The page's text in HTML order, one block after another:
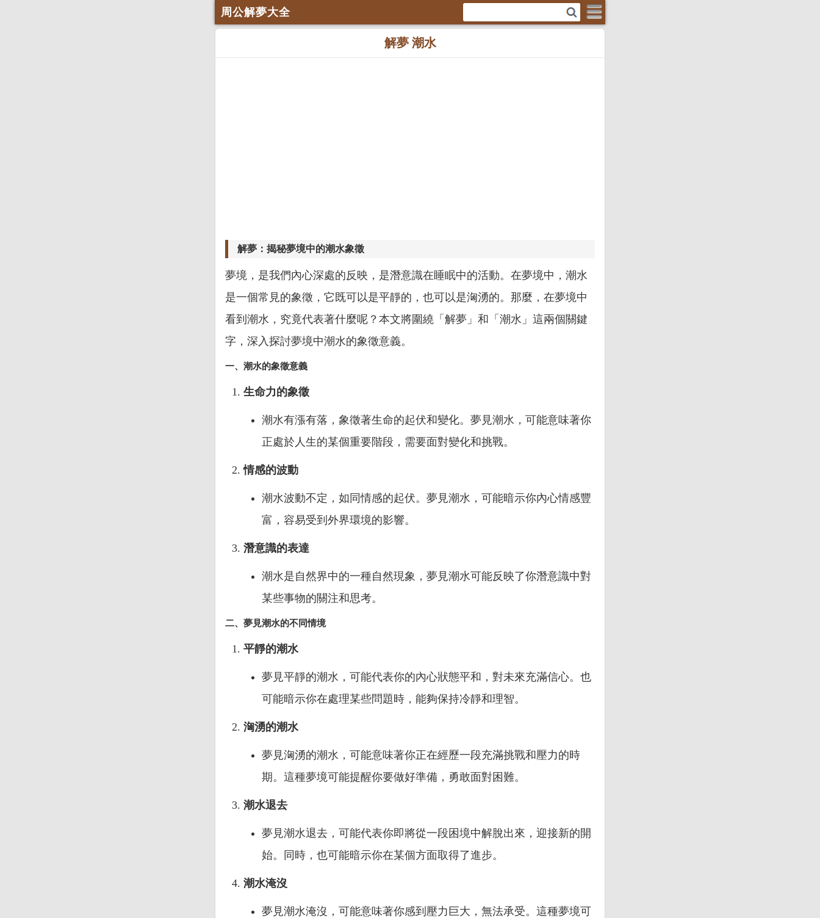
周公解夢大全
解夢 潮水
解夢：揭秘夢境中的潮水象徵
夢境，是我們內心深處的反映，是潛意識在睡眠中的活動。在夢境中，潮水
是一個常見的象徵，它既可以是平靜的，也可以是洶湧的。那麼，在夢境中
看到潮水，究竟代表著什麼呢？本文將圍繞「解夢」和「潮水」這兩個關鍵
字，深入探討夢境中潮水的象徵意義。
一、潮水的象徵意義
生命力的象徵
潮水有漲有落，象徵著生命的起伏和變化。夢見潮水，可能意味著你
正處於人生的某個重要階段，需要面對變化和挑戰。
情感的波動
潮水波動不定，如同情感的起伏。夢見潮水，可能暗示你內心情感豐
富，容易受到外界環境的影響。
潛意識的表達
潮水是自然界中的一種自然現象，夢見潮水可能反映了你潛意識中對
某些事物的關注和思考。
二、夢見潮水的不同情境
平靜的潮水
夢見平靜的潮水，可能代表你的內心狀態平和，對未來充滿信心。也
可能暗示你在處理某些問題時，能夠保持冷靜和理智。
洶湧的潮水
夢見洶湧的潮水，可能意味著你正在經歷一段充滿挑戰和壓力的時
期。這種夢境可能提醒你要做好準備，勇敢面對困難。
潮水退去
夢見潮水退去，可能代表你即將從一段困境中解脫出來，迎接新的開
始。同時，也可能暗示你在某個方面取得了進步。
潮水淹沒
夢見潮水淹沒，可能意味著你感到壓力巨大，無法承受。這種夢境可